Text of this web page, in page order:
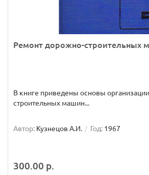
Ремонт дорожно-строительных
В книге приведены основы
строительных машин...
Автор: Кузнецов А.И. Год: 1967
300.00 р.